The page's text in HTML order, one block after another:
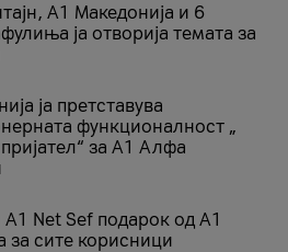
A1 Македонија и 6
ја отворија темата за
ја претставува
функционалност „
за А1 Алфа
Net Sеf подарок од А1
за сите корисници